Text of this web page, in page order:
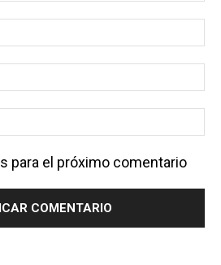
para el próximo comentario